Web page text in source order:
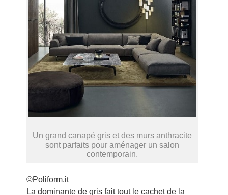
Un grand canapé gris et des murs anthracite
sont parfaits pour aménager un salon
contemporain.
©Poliform.it
La dominante de gris fait tout le cachet de la